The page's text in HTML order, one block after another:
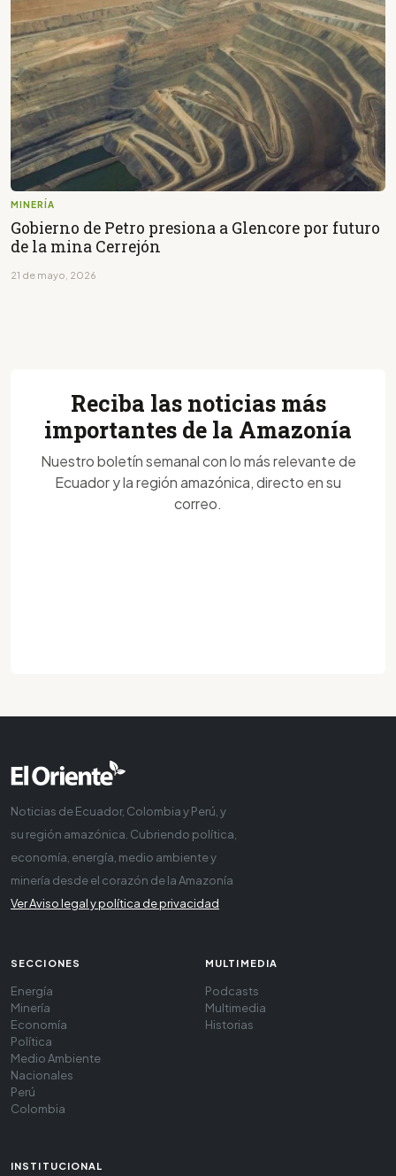
MINERÍA
Gobierno de Petro presiona a Glencore por futuro
de la mina Cerrejón
21 de mayo, 2026
Reciba las noticias más
importantes de la Amazonía
Nuestro boletín semanal con lo más relevante de
Ecuador y la región amazónica, directo en su
correo.
Noticias de Ecuador, Colombia y Perú, y
su región amazónica. Cubriendo política,
economía, energía, medio ambiente y
minería desde el corazón de la Amazonía
Ver Aviso legal y política de privacidad
SECCIONES
Energía
Minería
Economía
Política
Medio Ambiente
Nacionales
Perú
Colombia
MULTIMEDIA
Podcasts
Multimedia
Historias
INSTITUCIONAL